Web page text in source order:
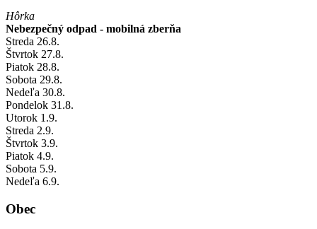
Hôrka
Nebezpečný odpad - mobilná zberňa
Streda 26.8.
Štvrtok 27.8.
Piatok 28.8.
Sobota 29.8.
Nedeľa 30.8.
Pondelok 31 .8.
Utorok 1 .9.
Streda 2.9.
Štvrtok 3.9.
Piatok 4.9.
Sobota 5.9.
Nedeľa 6.9.
Obec